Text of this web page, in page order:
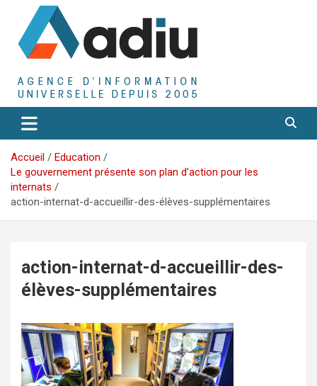
contenu
Adiu
Agence D'Informations Universelle
Accueil
Education
Le gouvernement présente son plan d’action pour les
internats
action-internat-d-accueillir-des-élèves-supplémentaires
action-internat-d-accueillir-des-
élèves-supplémentaires